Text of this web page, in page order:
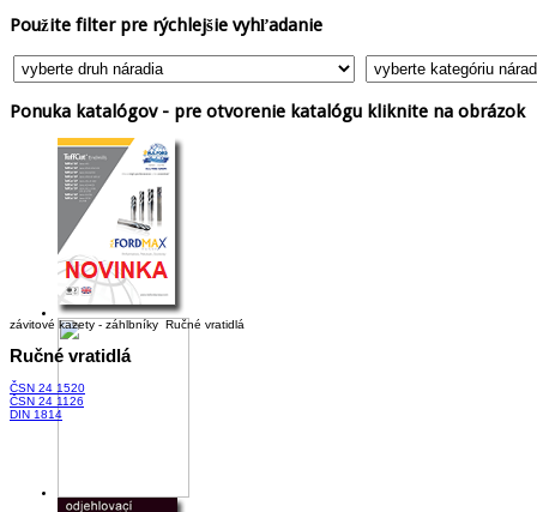
Použite filter pre rýchlejšie vyhľadanie
Ponuka katalógov - pre otvorenie katalógu kliknite na obrázok
závitové kazety - záhlbníky Ručné vratidlá
Ručné vratidlá
ČSN 24 1520
ČSN 24 1126
DIN 1814